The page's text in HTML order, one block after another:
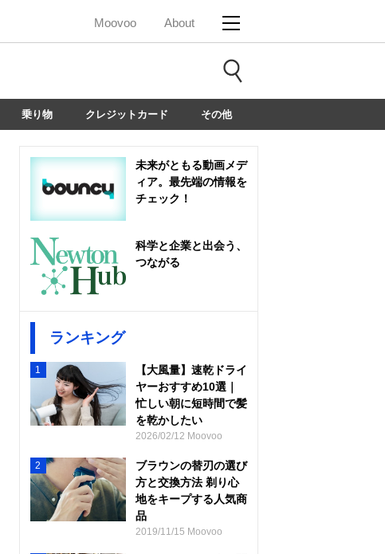
Moovoo About
乗り物 クレジットカード その他
未来がともる動画メデ
ィア。最先端の情報を
チェック！
科学と企業と出会う、
つながる
ランキング
1
【大風量】速乾ドライ
ヤーおすすめ10選｜
忙しい朝に短時間で髪
を乾かしたい
2026/02/12 Moovoo
2
ブラウンの替刃の選び
方と交換方法 剃り心
地をキープする人気商
品
2019/11/15 Moovoo